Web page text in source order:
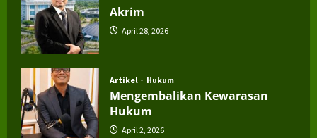
Akrim
April 28, 2026
Artikel Hukum
Mengembalikan Kewarasan
Hukum
April 2, 2026